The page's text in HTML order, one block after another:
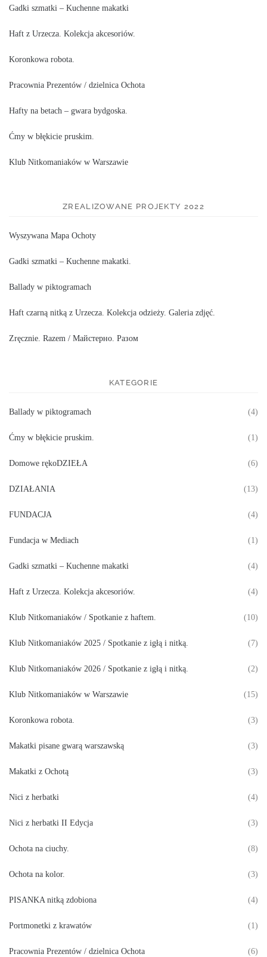
Gadki szmatki – Kuchenne makatki
Haft z Urzecza. Kolekcja akcesoriów.
Koronkowa robota.
Pracownia Prezentów / dzielnica Ochota
Hafty na betach – gwara bydgoska.
Ćmy w błękicie pruskim.
Klub Nitkomaniaków w Warszawie
ZREALIZOWANE PROJEKTY 2022
Wyszywana Mapa Ochoty
Gadki szmatki – Kuchenne makatki.
Ballady w piktogramach
Haft czarną nitką z Urzecza. Kolekcja odzieży. Galeria zdjęć.
Zręcznie. Razem / Майстерно. Разом
KATEGORIE
Ballady w piktogramach (4)
Ćmy w błękicie pruskim. (1)
Domowe rękoDZIEŁA (6)
DZIAŁANIA (13)
FUNDACJA (4)
Fundacja w Mediach (1)
Gadki szmatki – Kuchenne makatki (4)
Haft z Urzecza. Kolekcja akcesoriów. (4)
Klub Nitkomaniaków / Spotkanie z haftem. (10)
Klub Nitkomaniaków 2025 / Spotkanie z igłą i nitką. (7)
Klub Nitkomaniaków 2026 / Spotkanie z igłą i nitką. (2)
Klub Nitkomaniaków w Warszawie (15)
Koronkowa robota. (3)
Makatki pisane gwarą warszawską (3)
Makatki z Ochotą (3)
Nici z herbatki (4)
Nici z herbatki II Edycja (3)
Ochota na ciuchy. (8)
Ochota na kolor. (3)
PISANKA nitką zdobiona (4)
Portmonetki z krawatów (1)
Pracownia Prezentów / dzielnica Ochota (6)